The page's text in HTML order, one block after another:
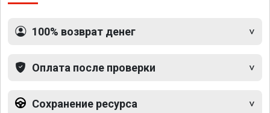
100% возврат денег
Оплата после проверки
Сохранение ресурса